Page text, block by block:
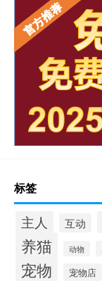
标签
主人 互动
养猫 动物
宠物 宠物店